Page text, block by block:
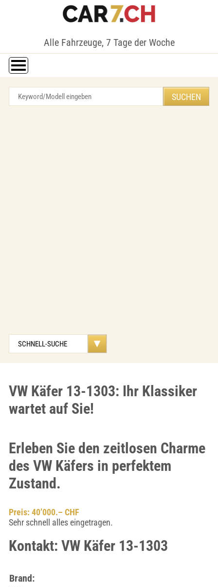
Alle Fahrzeuge, 7 Tage der Woche
VW Käfer 13-1303: Ihr Klassiker
wartet auf Sie!
Erleben Sie den zeitlosen Charme
des VW Käfers in perfektem
Zustand.
Preis: 40’000.– CHF
Sehr schnell alles eingetragen.
Kontakt: VW Käfer 13-1303
Brand: